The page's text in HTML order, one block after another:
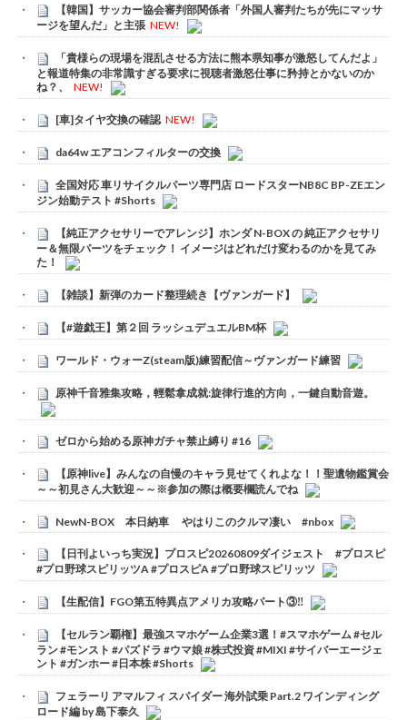
【韓国】サッカー協会審判部関係者「外国人審判たちが先にマッサ
ージを望んだ」と主張 NEW!
「貴様らの現場を混乱させる方法に熊本県知事が激怒してんだよ」
と報道特集の非常識すぎる要求に視聴者激怒仕事に矜持とかないのか
ね？、
NEW!
[車]タイヤ交換の確認 NEW!
da64w エアコンフィルターの交換
全国対応 車リサイクルパーツ専門店 ロードスターNB8C BP-ZEエン
ジン始動テスト #Shorts
【純正アクセサリーでアレンジ】ホンダ N-BOX の 純正アクセサリ
ー＆無限パーツをチェック！ イメージはどれだけ変わるのかを見てみ
た！
【雑談】新弾のカード整理続き【ヴァンガード】
【#遊戯王】第２回 ラッシュデュエルBM杯
ワールド・ウォーZ(steam版)練習配信～ヴァンガード練習
原神千音雅集攻略，輕鬆拿成就:旋律行進的方向，一鍵自動音遊。
ゼロから始める原神ガチャ禁止縛り #16
【原神live】みんなの自慢のキャラ見せてくれよな！！聖遺物鑑賞会
～～初見さん大歓迎～～※参加の際は概要欄読んでね
NewN-BOX 本日納車 やはりこのクルマ凄い #nbox
【日刊よいっち実況】プロスピ20260809ダイジェスト #プロスピ
#プロ野球スピリッツA #プロスピA #プロ野球スピリッツ
【生配信】FGO第五特異点アメリカ攻略パート③‼️
【セルラン覇権】最強スマホゲーム企業3選！#スマホゲーム #セル
ラン #モンスト #パズドラ #ウマ娘 #株式投資 #MIXI #サイバーエージェ
ント #ガンホー #日本株 #Shorts
フェラーリ アマルフィ スパイダー 海外試乗 Part.2 ワインディング
ロード編 by 島下泰久